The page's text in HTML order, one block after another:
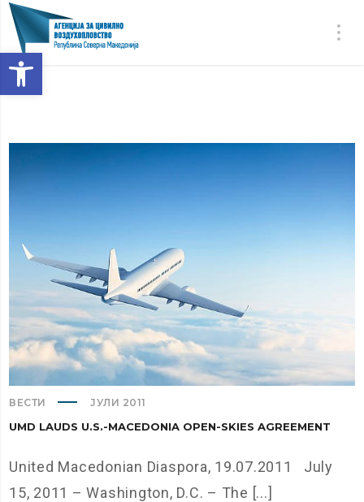
Open toolbar
ВЕСТИ ЈУЛИ 2011
UMD LAUDS U.S.-MACEDONIA OPEN-SKIES AGREEMENT
United Macedonian Diaspora, 19.07.2011 July
15, 2011 – Washington, D.C. – The [...]